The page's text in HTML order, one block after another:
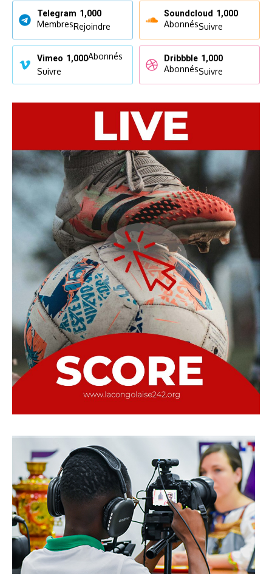
Telegram 1,000
MembresRejoindre
Soundcloud 1,000
AbonnésSuivre
Vimeo 1,000Abonnés
Suivre
Dribbble 1,000
AbonnésSuivre